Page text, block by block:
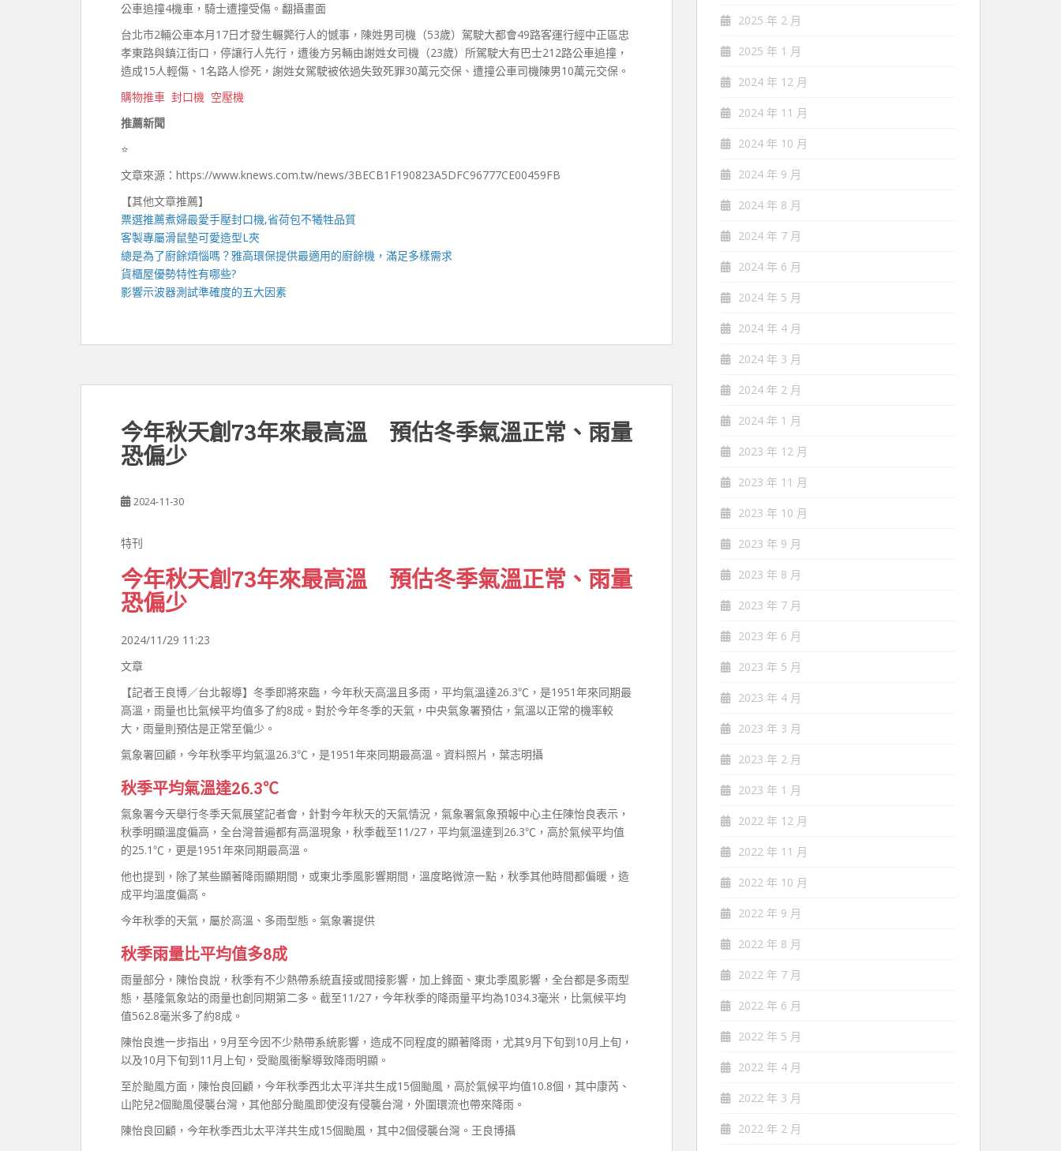
公車追撞4機車，騎士遭撞受傷。翻攝畫面
台北市2輛公車本月17日才發生輾斃行人的憾事，陳姓男司機（53歲）駕駛大都會49路客運行經中正區忠
孝東路與鎮江街口，停讓行人先行，遭後方另輛由謝姓女司機（23歲）所駕駛大有巴士212路公車追撞，
造成15人輕傷、1名路人慘死，謝姓女駕駛被依過失致死罪30萬元交保、遭撞公車司機陳男10萬元交保。
購物推車 封口機 空壓機
推薦新聞
⭐️
文章來源：https://www.knews.com.tw/news/3BECB1F190823A5DFC96777CE00459FB
【其他文章推薦】
票選推薦煮婦最愛手壓封口機,省荷包不犧牲品質
客製專屬滑鼠墊可愛造型L夾
總是為了廚餘煩惱嗎？雅高環保提供最適用的廚餘機 ，滿足多樣需求
貨櫃屋優勢特性有哪些?
影響示波器測試準確度的五大因素
今年秋天創73年來最高溫 預估冬季氣溫正常、雨量
恐偏少
2024-11-30
特刊
今年秋天創73年來最高溫 預估冬季氣溫正常、雨量
恐偏少
2024/11/29 11:23
文章
【記者王良博／台北報導】冬季即將來臨，今年秋天高溫且多雨，平均氣溫達26.3℃，是1951年來同期最
高溫，雨量也比氣候平均值多了約8成。對於今年冬季的天氣，中央氣象署預估，氣溫以正常的機率較
大，雨量則預估是正常至偏少。
氣象署回顧，今年秋季平均氣溫26.3℃，是1951年來同期最高溫。資料照片，葉志明攝
秋季平均氣溫達26.3℃
氣象署今天舉行冬季天氣展望記者會，針對今年秋天的天氣情況，氣象署氣象預報中心主任陳怡良表示，
秋季明顯溫度偏高，全台灣普遍都有高溫現象，秋季截至11/27，平均氣溫達到26.3℃，高於氣候平均值
的25.1℃，更是1951年來同期最高溫。
他也提到，除了某些顯著降雨顯期間，或東北季風影響期間，溫度略微涼一點，秋季其他時間都偏暖，造
成平均溫度偏高。
今年秋季的天氣，屬於高溫、多雨型態。氣象署提供
秋季雨量比平均值多8成
雨量部分，陳怡良說，秋季有不少熱帶系統直接或間接影響，加上鋒面、東北季風影響，全台都是多雨型
態，基隆氣象站的雨量也創同期第二多。截至11/27，今年秋季的降雨量平均為1034.3毫米，比氣候平均
值562.8毫米多了約8成。
陳怡良進一步指出，9月至今因不少熱帶系統影響，造成不同程度的顯著降雨，尤其9月下旬到10月上旬，
以及10月下旬到11月上旬，受颱風衝擊導致降雨明顯。
至於颱風方面，陳怡良回顧，今年秋季西北太平洋共生成15個颱風，高於氣候平均值10.8個，其中康芮、
山陀兒2個颱風侵襲台灣，其他部分颱風即使沒有侵襲台灣，外圍環流也帶來降雨。
陳怡良回顧，今年秋季西北太平洋共生成15個颱風，其中2個侵襲台灣。王良博攝
2025 年 2 月
2025 年 1 月
2024 年 12 月
2024 年 11 月
2024 年 10 月
2024 年 9 月
2024 年 8 月
2024 年 7 月
2024 年 6 月
2024 年 5 月
2024 年 4 月
2024 年 3 月
2024 年 2 月
2024 年 1 月
2023 年 12 月
2023 年 11 月
2023 年 10 月
2023 年 9 月
2023 年 8 月
2023 年 7 月
2023 年 6 月
2023 年 5 月
2023 年 4 月
2023 年 3 月
2023 年 2 月
2023 年 1 月
2022 年 12 月
2022 年 11 月
2022 年 10 月
2022 年 9 月
2022 年 8 月
2022 年 7 月
2022 年 6 月
2022 年 5 月
2022 年 4 月
2022 年 3 月
2022 年 2 月